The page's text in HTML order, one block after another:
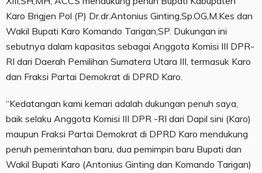
Karo Brigjen Pol (P) Dr.dr.Antonius Ginting,Sp.OG,M.Kes dan
Wakil Bupati Karo Komando Tarigan,SP. Dukungan ini
sebutnya dalam kapasitas sebagai Anggota Komisi III DPR-
RI dari Daerah Pemilihan Sumatera Utara III, termasuk Karo
dan Fraksi Partai Demokrat di DPRD Karo.
“Kedatangan kami kemari adalah dukungan penuh saya,
baik selaku Anggota Komisi III DPR -RI dari Dapil sini (Karo)
maupun Fraksi Partai Demokrat di DPRD Karo mendukung
penuh pemerintahan baru, dua pemimpin baru Bupati dan
Wakil Bupati Karo (Antonius Ginting dan Komando Tarigan)